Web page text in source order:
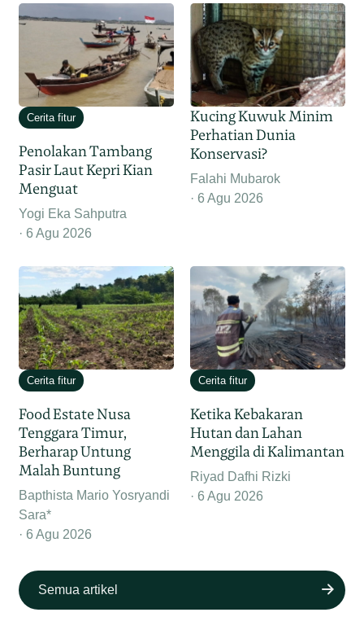
Cerita fitur
Penolakan Tambang
Pasir Laut Kepri Kian
Menguat
Yogi Eka Sahputra
6 Agu 2026
Kucing Kuwuk Minim
Perhatian Dunia
Konservasi?
Falahi Mubarok
6 Agu 2026
Cerita fitur
Food Estate Nusa
Tenggara Timur,
Berharap Untung
Malah Buntung
Bapthista Mario Yosryandi
Sara*
6 Agu 2026
Cerita fitur
Ketika Kebakaran
Hutan dan Lahan
Menggila di Kalimantan
Riyad Dafhi Rizki
6 Agu 2026
Semua artikel